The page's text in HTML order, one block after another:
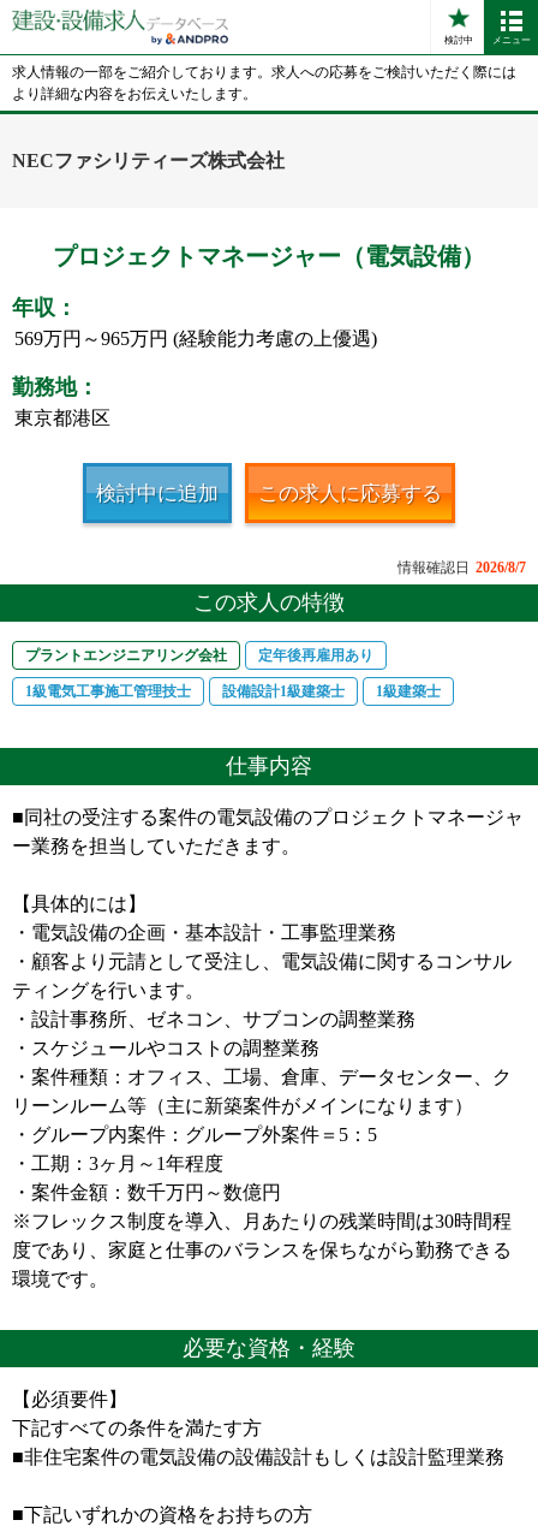
検討中 メニュー
求人情報の一部をご紹介しております。求人への応募をご検討いただく際には
より詳細な内容をお伝えいたします。
NECファシリティーズ株式会社
プロジェクトマネージャー（電気設備）
年収：
569万円～965万円 (経験能力考慮の上優遇)
勤務地：
東京都港区
検討中に追加 この求人に応募する
情報確認日 2026/8/7
この求人の特徴
プラントエンジニアリング会社 定年後再雇用あり
1級電気工事施工管理技士 設備設計1級建築士 1級建築士
仕事内容
■同社の受注する案件の電気設備のプロジェクトマネージャ
ー業務を担当していただきます。
【具体的には】
・電気設備の企画・基本設計・工事監理業務
・顧客より元請として受注し、電気設備に関するコンサル
ティングを行います。
・設計事務所、ゼネコン、サブコンの調整業務
・スケジュールやコストの調整業務
・案件種類：オフィス、工場、倉庫、データセンター、ク
リーンルーム等（主に新築案件がメインになります）
・グループ内案件：グループ外案件＝5：5
・工期：3ヶ月～1年程度
・案件金額：数千万円～数億円
※フレックス制度を導入、月あたりの残業時間は30時間程
度であり、家庭と仕事のバランスを保ちながら勤務できる
環境です。
必要な資格・経験
【必須要件】
下記すべての条件を満たす方
■非住宅案件の電気設備の設備設計もしくは設計監理業務
■下記いずれかの資格をお持ちの方